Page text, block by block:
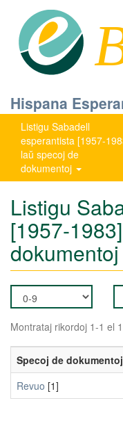
Hispana
Listigu Sabadell
esperantista [1957-
laŭ specoj de
dokumentoj
Listigu
[1957-
dokumentoj
Montrataj rikordoj 1-1 el 1
Specoj de dokumentoj
Revuo [1]